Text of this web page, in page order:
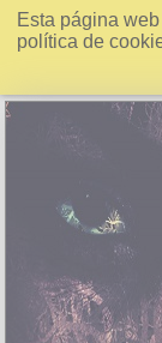
Esta página
política de